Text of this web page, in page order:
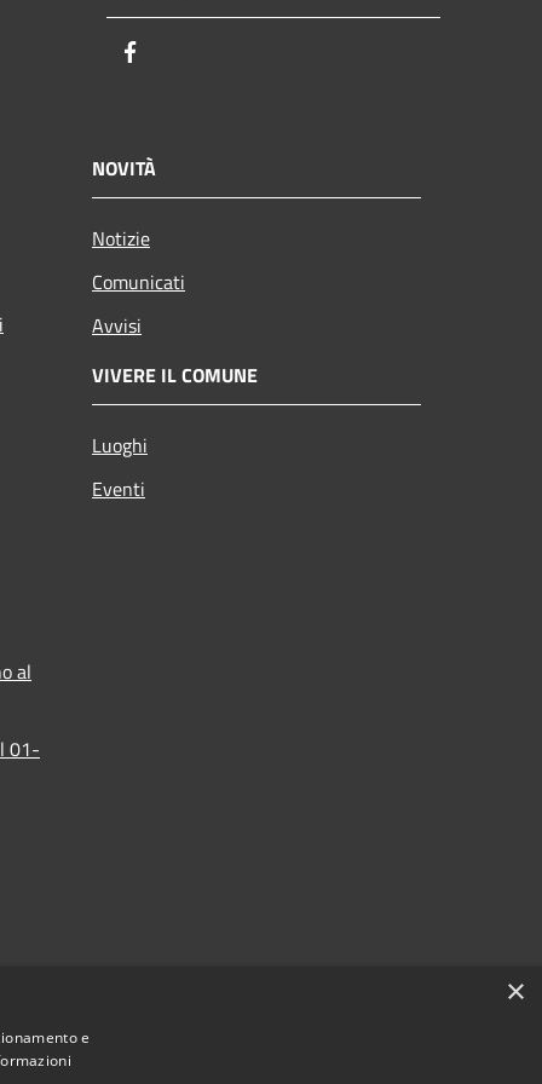
NOVITÀ
Notizie
Comunicati
Avvisi
VIVERE IL COMUNE
Luoghi
Eventi
al
01-
×
e